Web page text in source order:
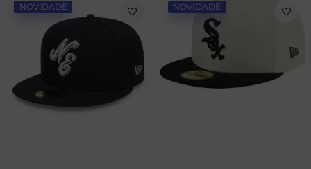
NOVIDADE NOVIDADE